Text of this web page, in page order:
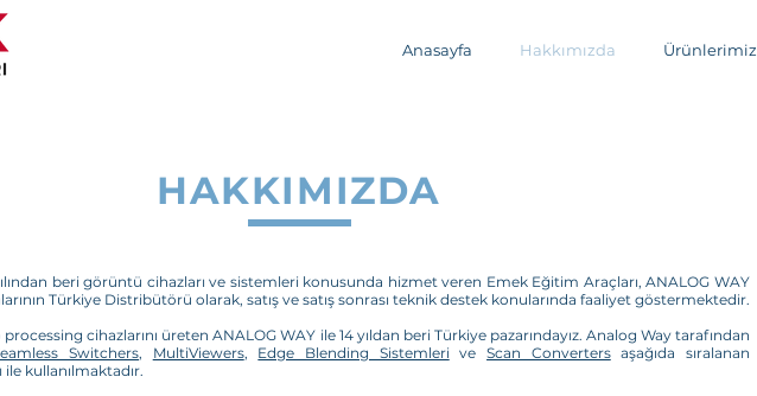
Anasayfa Hakkımızda Ürünlerimiz
HAKKIMIZDA
beri görüntü cihazları ve sistemleri konusunda hizmet veren Emek Eğitim Araçları, ANALOG WAY
Türkiye Distribütörü olarak, satış ve satış sonrası teknik destek konularında faaliyet göstermektedir.
cihazlarını üreten ANALOG WAY ile 14 yıldan beri Türkiye pazarındayız. Analog Way tarafından
Switchers, MultiViewers, Edge Blending Sistemleri veScan Convertersaşağıda sıralanan
kullanılmaktadır.